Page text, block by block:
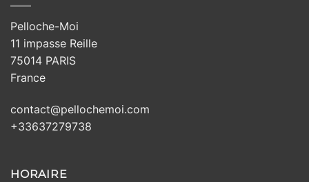
Pelloche-Moi
11 impasse Reille
75014 PARIS
France
contact@pellochemoi.com
+33637279738
HORAIRE